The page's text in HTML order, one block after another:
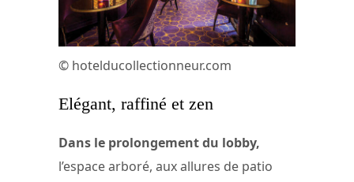
© hotelducollectionneur.com
Elégant, raffiné et zen
Dans le prolongement du lobby,
l’espace arboré, aux allures de patio